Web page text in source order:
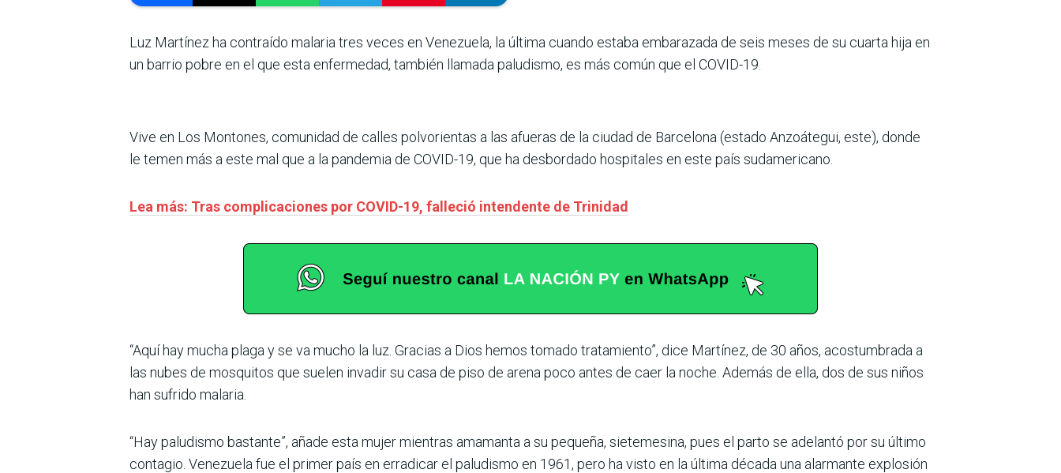
Luz Martínez ha contraído malaria tres veces en Venezuela, la última cuando estaba embarazada de seis meses de su cuarta hija en
un barrio pobre en el que esta enfermedad, también llamada paludismo, es más común que el COVID-19.
Vive en Los Montones, comunidad de calles polvorientas a las afueras de la ciudad de Barcelona (estado Anzoátegui, este), donde
le temen más a este mal que a la pandemia de COVID-19, que ha desbordado hospitales en este país sudamericano.
Lea más: Tras complicaciones por COVID-19, falleció intendente de Trinidad
“Aquí hay mucha plaga y se va mucho la luz. Gracias a Dios hemos tomado tratamiento”, dice Martínez, de 30 años, acostumbrada a
las nubes de mosquitos que suelen invadir su casa de piso de arena poco antes de caer la noche. Además de ella, dos de sus niños
han sufrido malaria.
“Hay paludismo bastante”, añade esta mujer mientras amamanta a su pequeña, sietemesina, pues el parto se adelantó por su último
contagio. Venezuela fue el primer país en erradicar el paludismo en 1961, pero ha visto en la última década una alarmante explosión